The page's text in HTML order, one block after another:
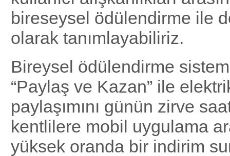
bireseysel ödülendirme ile
olarak tanımlayabiliriz.
Bireysel ödülendirme
“Paylaş ve Kazan” ile
paylaşımını günün zirve
kentlilere mobil uygulama
yüksek oranda bir indirim